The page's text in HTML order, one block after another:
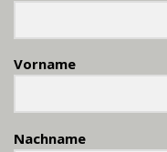
Vorname
Nachname